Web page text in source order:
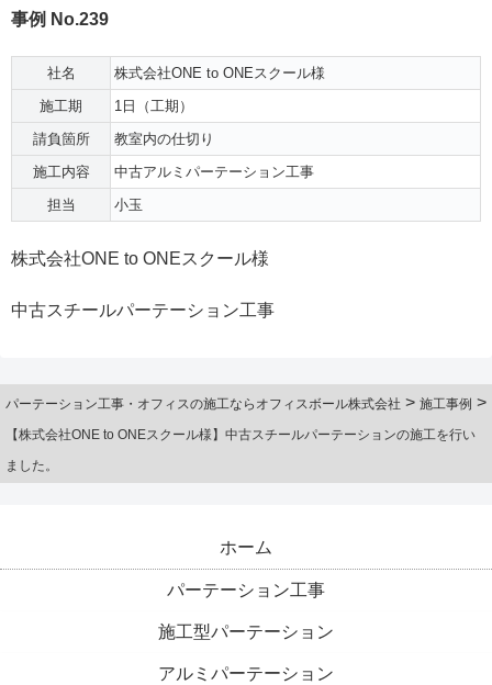
事例 No.239
社名
株式会社ONE to ONEスクール様
施工期
1日（工期）
請負箇所
教室内の仕切り
施工内容
中古アルミパーテーション工事
担当
小玉
株式会社ONE to ONEスクール様
中古スチールパーテーション工事
パーテーション工事・オフィスの施工ならオフィスボール株式会社 > 施工事例 >
【株式会社ONE to ONEスクール様】中古スチールパーテーションの施工を行い
ました。
ホーム
パーテーション工事
施工型パーテーション
アルミパーテーション